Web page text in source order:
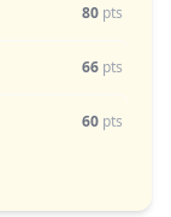
80 pts
66 pts
60 pts